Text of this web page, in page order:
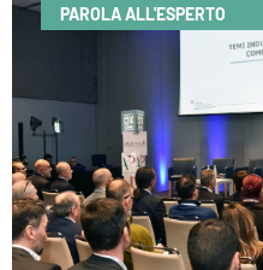
PAROLA ALL'ESPERTO